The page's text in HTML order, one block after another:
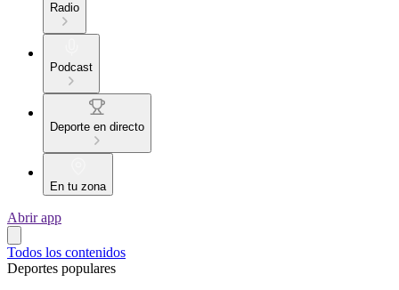
Radio
Podcast
Deporte en directo
En tu zona
Abrir app
Todos los contenidos
Deportes populares